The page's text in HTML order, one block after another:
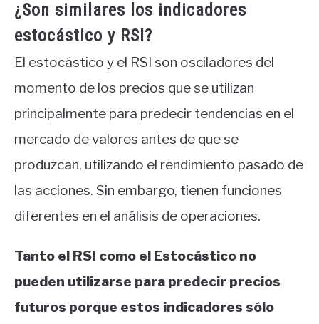
¿Son similares los indicadores
estocástico y RSI?
El estocástico y el RSI son osciladores del
momento de los precios que se utilizan
principalmente para predecir tendencias en el
mercado de valores antes de que se
produzcan, utilizando el rendimiento pasado de
las acciones. Sin embargo, tienen funciones
diferentes en el análisis de operaciones.
Tanto el RSI como el Estocástico no
pueden utilizarse para predecir precios
futuros porque estos indicadores sólo